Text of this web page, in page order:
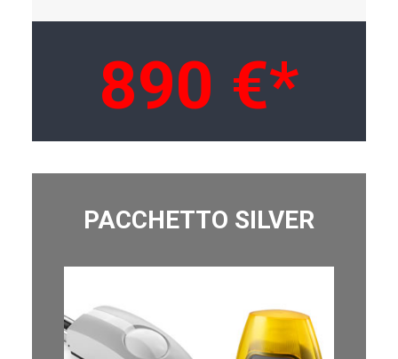
890 €*
PACCHETTO SILVER